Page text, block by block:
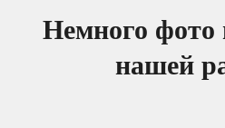
Немного фото
нашей